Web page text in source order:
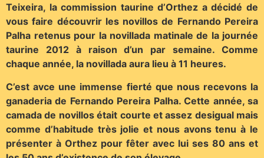
Teixeira, la commission taurine d’Orthez a décidé de
vous faire découvrir les novillos de Fernando Pereira
Palha retenus pour la novillada matinale de la journée
taurine 2012 à raison d’un par semaine. Comme
chaque année, la novillada aura lieu à 11 heures.
C’est avce une immense fierté que nous recevons la
ganaderia de Fernando Pereira Palha. Cette année, sa
camada de novillos était courte et assez desigual mais
comme d’habitude très jolie et nous avons tenu à le
présenter à Orthez pour fêter avec lui ses 80 ans et